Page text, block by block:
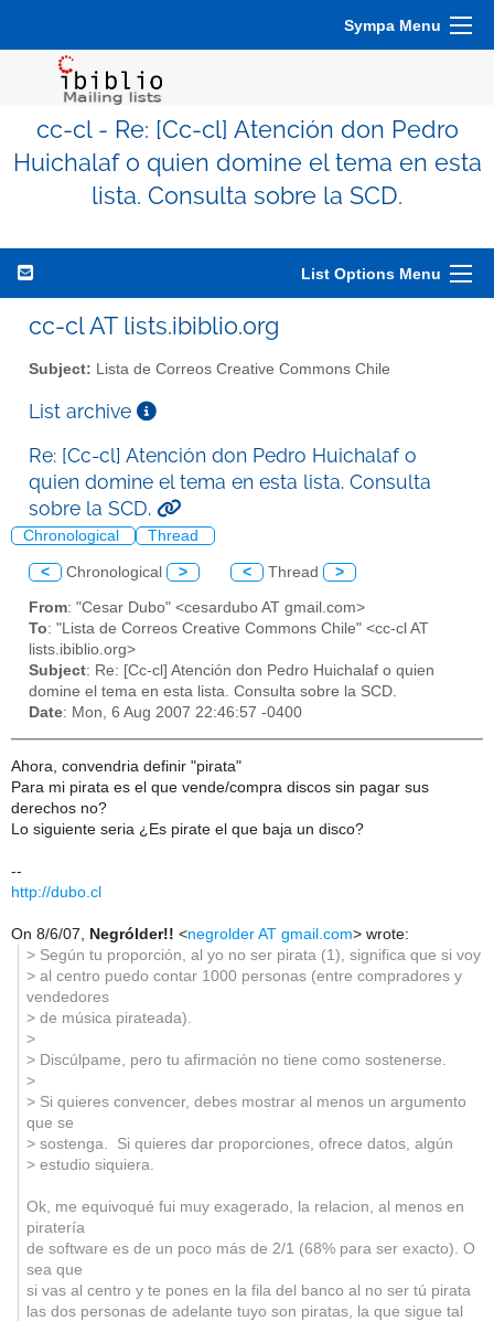
Sympa Menu
cc-cl - Re: [Cc-cl] Atención don Pedro
Huichalaf o quien domine el tema en esta
lista. Consulta sobre la SCD.
List Options Menu
cc-cl AT lists.ibiblio.org
Subject: Lista de Correos Creative Commons Chile
List archive
Re: [Cc-cl] Atención don Pedro Huichalaf o
quien domine el tema en esta lista. Consulta
sobre la SCD.
Chronological Thread
< Chronological > < Thread >
From: "Cesar Dubo" <cesardubo AT gmail.com>
To: "Lista de Correos Creative Commons Chile" <cc-cl AT
lists.ibiblio.org>
Subject: Re: [Cc-cl] Atención don Pedro Huichalaf o quien
domine el tema en esta lista. Consulta sobre la SCD.
Date: Mon, 6 Aug 2007 22:46:57 -0400
Ahora, convendria definir "pirata"
Para mi pirata es el que vende/compra discos sin pagar sus
derechos no?
Lo siguiente seria ¿Es pirate el que baja un disco?
--
http://dubo.cl
On 8/6/07, Negrólder!! <negrolder AT gmail.com> wrote:
> Según tu proporción, al yo no ser pirata (1), significa que si voy
> al centro puedo contar 1000 personas (entre compradores y
vendedores
> de música pirateada).
>
> Discúlpame, pero tu afirmación no tiene como sostenerse.
>
> Si quieres convencer, debes mostrar al menos un argumento
que se
> sostenga. Si quieres dar proporciones, ofrece datos, algún
> estudio siquiera.
Ok, me equivoqué fui muy exagerado, la relacion, al menos en
piratería
de software es de un poco más de 2/1 (68% para ser exacto). O
sea que
si vas al centro y te pones en la fila del banco al no ser tú pirata
las dos personas de adelante tuyo son piratas, la que sigue tal